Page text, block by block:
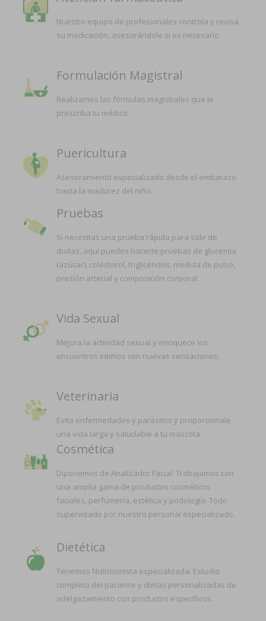
Nuestro equipo de profesionales controla y revisa
su medicación, asesorándole si es necesario.
Formulación Magistral
Realizamos las fórmulas magistrales que le
prescriba tu médico.
Puericultura
Asesoramiento especializado desde el embarazo
hasta la madurez del niño.
Pruebas
Si necesitas una prueba rápida para salir de
dudas, aquí puedes hacerte pruebas de glucemia
(azúcar), colesterol, triglicéridos, medida de pulso,
presión arterial y composición corporal.
Vida Sexual
Mejora la actividad sexual y enriquece los
encuentros íntimos con nuevas sensaciones.
Veterinaria
Evita enfermedades y parásitos y proporciónale
una vida larga y saludable a tu mascota.
Cosmética
Diponemos de Analizador Facial. Trabajamos con
una amplia gama de productos cosméticos
faciales, perfumería, estética y podología. Todo
supervisado por nuestro personal especializado.
Dietética
Tenemos Nutricionista especializada. Estudio
completo del paciente y dietas personalizadas de
adelgazamiento con productos específicos.